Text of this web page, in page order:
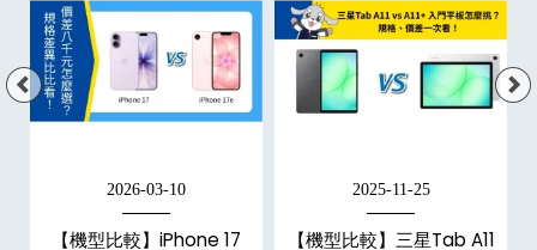
2026-03-10
【機型比較】iPhone 17
2025-11-25
【機型比較】三星Tab A11